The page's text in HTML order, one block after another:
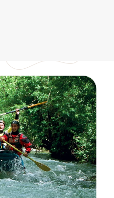
di Norcia (tratto
€
€